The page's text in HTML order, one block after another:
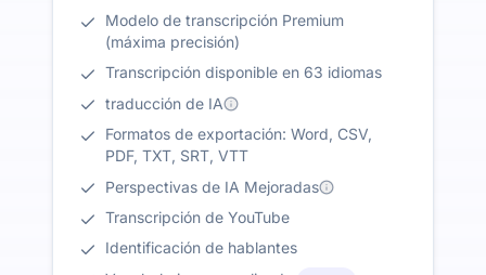
Modelo de transcripción Premium
(máxima precisión)
Transcripción disponible en 63 idiomas
traducción de IA
Formatos de exportación: Word, CSV,
PDF, TXT, SRT, VTT
Perspectivas de IA Mejoradas
Transcripción de YouTube
Identificación de hablantes